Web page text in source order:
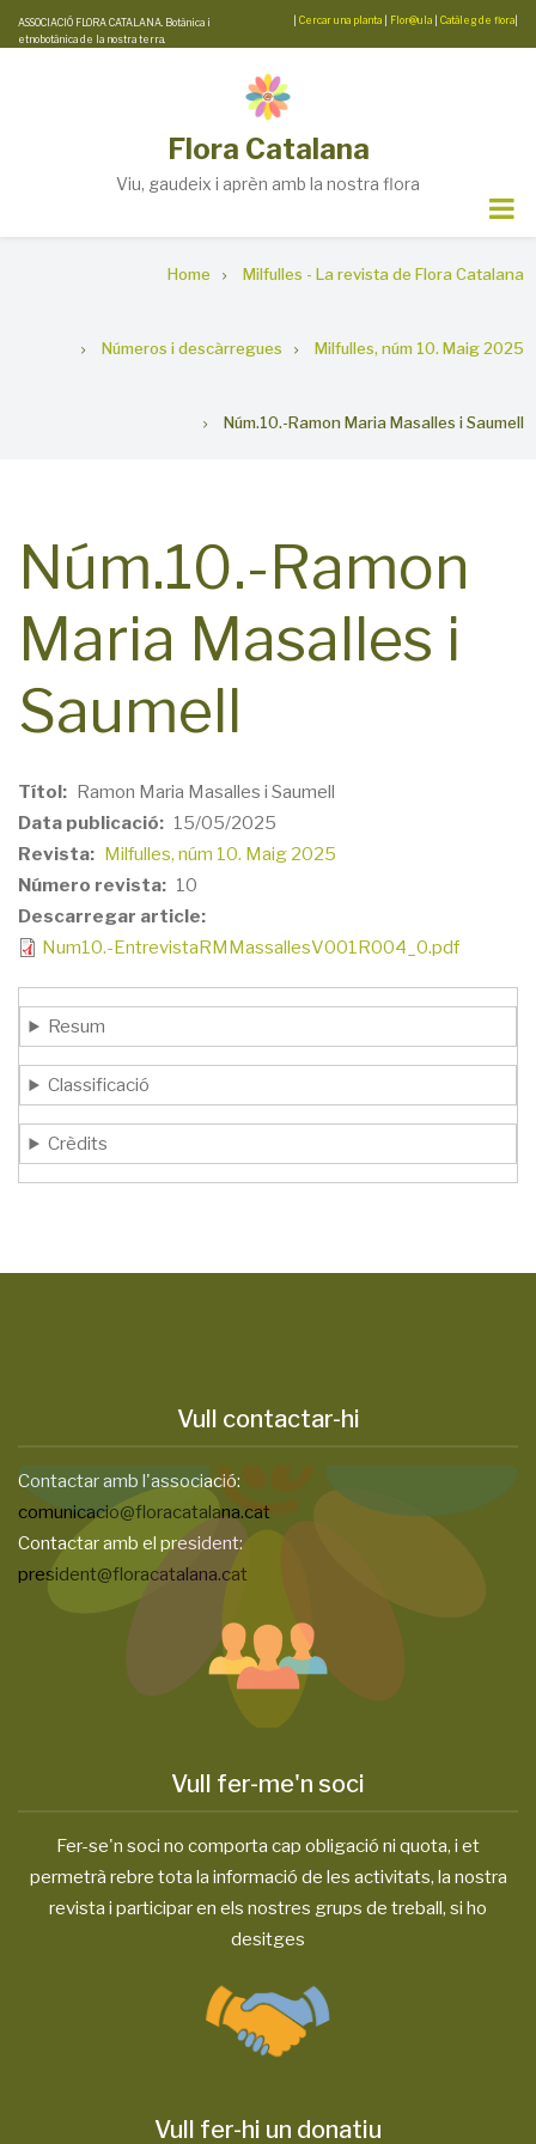
Skip
to
ASSOCIACIÓ FLORA CATALANA. Botànica i
etnobotànica de la nostra terra.
Cercar una planta Flor@ula Catàleg de flora
Flora Catalana
Viu, gaudeix i aprèn amb la nostra flora
Home Milfulles - La revista de Flora Catalana
Números i descàrregues Milfulles, núm 10. Maig 2025
Núm.10.-Ramon Maria Masalles i Saumell
Núm.10.-Ramon
Maria Masalles i
Saumell
Títol
Ramon Maria Masalles i Saumell
Data publicació
15/05/2025
Revista
Milfulles, núm 10. Maig 2025
Número revista
10
Descarregar article
Num10.-EntrevistaRMMassallesV001R004_0.pdf
Resum
Classificació
Crèdits
Vull contactar-hi
Contactar amb l'associació:
comunicacio@floracatalana.cat
Contactar amb el president:
president@floracatalana.cat
Vull fer-me'n soci
Fer-se'n soci no comporta cap obligació ni quota, i et
permetrà rebre tota la informació de les activitats, la nostra
revista i participar en els nostres grups de treball, si ho
desitges
Vull fer-hi un donatiu